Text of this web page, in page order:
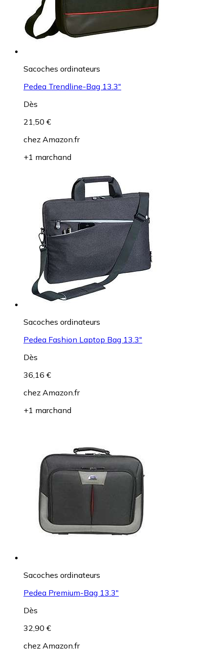
Sacoches ordinateurs
Pedea Trendline-Bag 13.3"
Dès
21,50 €
chez Amazon.fr
+1 marchand
Sacoches ordinateurs
Pedea Fashion Laptop Bag 13.3"
Dès
36,16 €
chez Amazon.fr
+1 marchand
Sacoches ordinateurs
Pedea Premium-Bag 13.3"
Dès
32,90 €
chez Amazon.fr